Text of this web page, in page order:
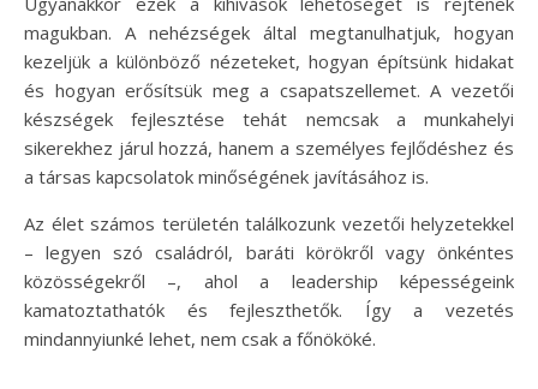
magukban. A nehézségek által megtanulhatjuk, hogyan
kezeljük a különböző nézeteket, hogyan építsünk hidakat
és hogyan erősítsük meg a csapatszellemet. A vezetői
készségek fejlesztése tehát nemcsak a munkahelyi
sikerekhez járul hozzá, hanem a személyes fejlődéshez és
a társas kapcsolatok minőségének javításához is.
Az élet számos területén találkozunk vezetői helyzetekkel
– legyen szó családról, baráti körökről vagy önkéntes
közösségekről –, ahol a leadership képességeink
kamatoztathatók és fejleszthetők. Így a vezetés
mindannyiunké lehet, nem csak a főnököké.